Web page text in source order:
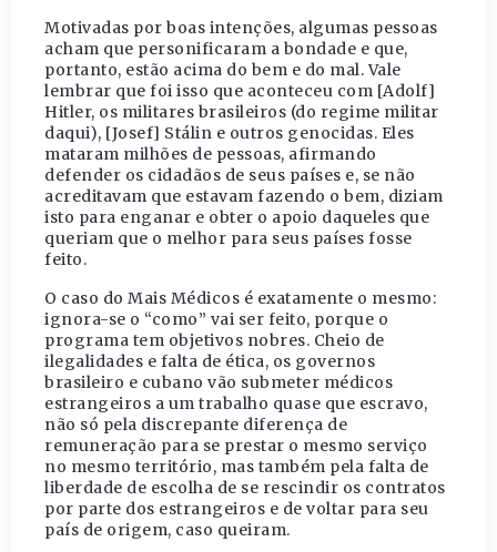
Motivadas por boas intenções, algumas pessoas
acham que personificaram a bondade e que,
portanto, estão acima do bem e do mal. Vale
lembrar que foi isso que aconteceu com [Adolf]
Hitler, os militares brasileiros (do regime militar
daqui), [Josef] Stálin e outros genocidas. Eles
mataram milhões de pessoas, afirmando
defender os cidadãos de seus países e, se não
acreditavam que estavam fazendo o bem, diziam
isto para enganar e obter o apoio daqueles que
queriam que o melhor para seus países fosse
feito.
O caso do Mais Médicos é exatamente o mesmo:
ignora-se o “como” vai ser feito, porque o
programa tem objetivos nobres. Cheio de
ilegalidades e falta de ética, os governos
brasileiro e cubano vão submeter médicos
estrangeiros a um trabalho quase que escravo,
não só pela discrepante diferença de
remuneração para se prestar o mesmo serviço
no mesmo território, mas também pela falta de
liberdade de escolha de se rescindir os contratos
por parte dos estrangeiros e de voltar para seu
país de origem, caso queiram.